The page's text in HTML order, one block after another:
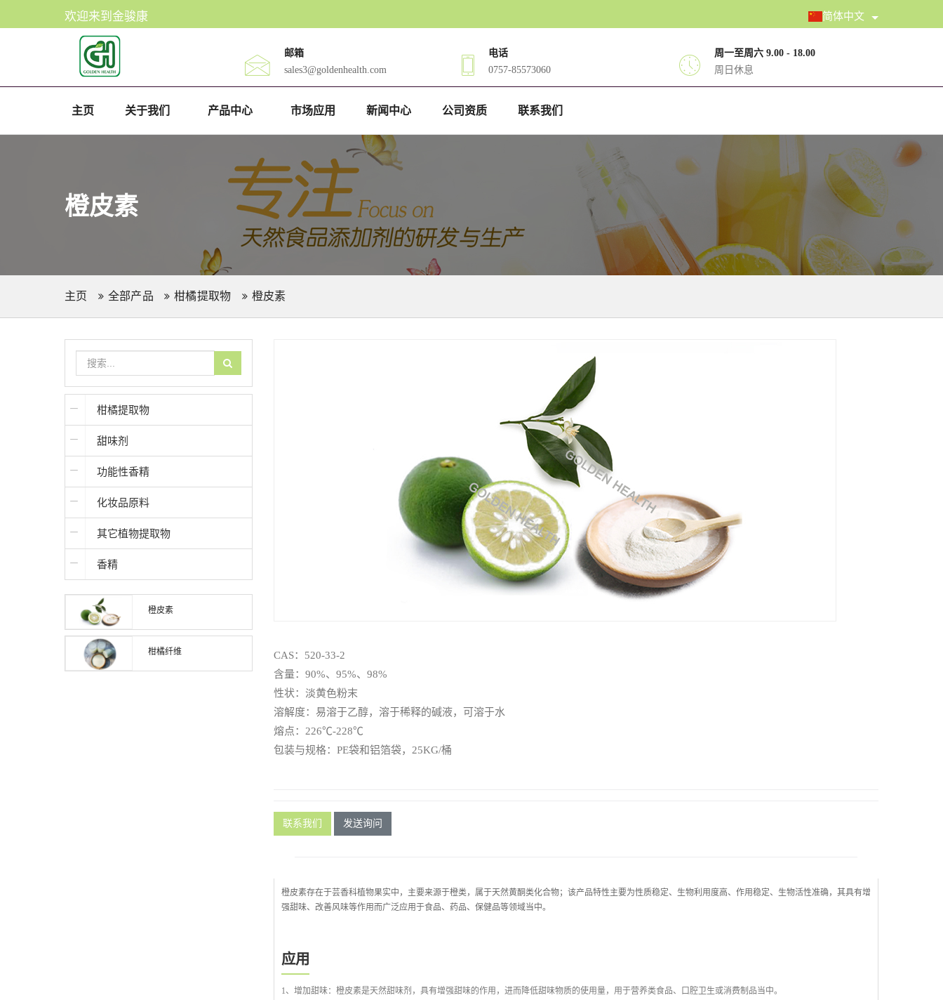
欢迎来到金骏康 简体中文
邮箱
sales3@goldenhealth.com
电话
0757-85573060
周一至周六 9.00 - 18.00
周日休息
主页 关于我们 产品中心 市场应用 新闻中心 公司资质 联系我们
橙皮素
主页 全部产品 柑橘提取物 橙皮素
柑橘提取物
甜味剂
功能性香精
化妆品原料
其它植物提取物
香精
橙皮素
柑橘纤维
CAS：520-33-2
含量：90%、95%、98%
性状：淡黄色粉末
溶解度：易溶于乙醇，溶于稀释的碱液，可溶于水
熔点：226℃-228℃
包装与规格：PE袋和铝箔袋，25KG/桶
联系我们 发送询问
橙皮素存在于芸香科植物果实中，主要来源于橙类，属于天然黄酮类化合物；该产品特性主要为性质稳定、生物利用度高、作用稳定、生物活性准确，其具有增
强甜味、改善风味等作用而广泛应用于食品、药品、保健品等领域当中。
应用
1、增加甜味：橙皮素是天然甜味剂，具有增强甜味的作用，进而降低甜味物质的使用量，用于营养类食品、口腔卫生或消费制品当中。